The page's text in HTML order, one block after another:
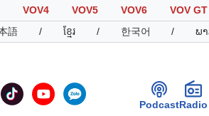
VOV4 VOV5 VOV6
VOV GT
語 / ខ្មែរ / 한국어 / ພ
PodcastRadio